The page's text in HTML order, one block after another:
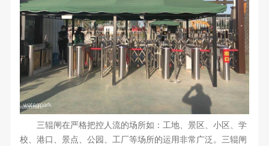
三辊闸在严格把控人流的场所如：工地、景区、小区、学
校、港口、景点、公园、工厂等场所的运用非常广泛。三辊闸